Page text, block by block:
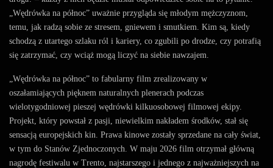
„Wędrówka na północ” uważnie przygląda się młodym mężczyznom,
temu, jak radzą sobie ze stresem, gniewem i smutkiem. Kim są, kiedy
schodzą z utartego szlaku ról i kariery, co zgubili po drodze, czy potrafią
się zatrzymać, czy wciąż mogą liczyć na siebie nawzajem.
„Wędrówka na północ” to fabularny film zrealizowany w
oszałamiających pięknem naturalnych plenerach podczas
wielotygodniowej pieszej wędrówki kilkuosobowej filmowej ekipy.
Projekt, który powstał z pasji, niewielkim nakładem środków, stał się
sensacją europejskich kin. Prawa kinowe zostały sprzedane na cały świat,
w tym do Stanów Zjednoczonych. W maju 2026 film otrzymał główną
nagrodę festiwalu w Trento, najstarszego i jednego z najważniejszych na